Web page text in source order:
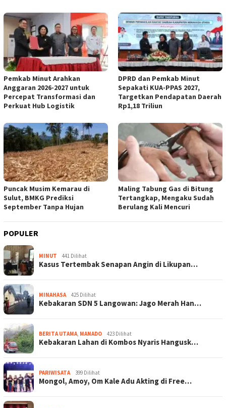
Pemkab Minut Arahkan
Anggaran 2026-2027 untuk
Percepat Transformasi dan
Perkuat Hub Logistik
DPRD dan Pemkab Minut
Sepakati KUA-PPAS 2027,
Targetkan Pendapatan Daerah
Rp1,18 Triliun
Puncak Musim Kemarau di
Sulut, BMKG Prediksi
September Tanpa Hujan
Maling Tabung Gas di Bitung
Tertangkap, Mengaku Sudah
Berulang Kali Mencuri
POPULER
MINUT 441 Dilihat
Kasus Tertembak Senapan Angin di Likupan…
MINAHASA 425 Dilihat
Kebakaran SDN 5 Langowan: Jago Merah Han…
BERITA UTAMA MANADO 423 Dilihat
Kebakaran Lahan di Kombos Nyaris Hangusk…
PARIWISATA 399 Dilihat
Mongol, Amoy, Om Kale Adu Akting di Free…